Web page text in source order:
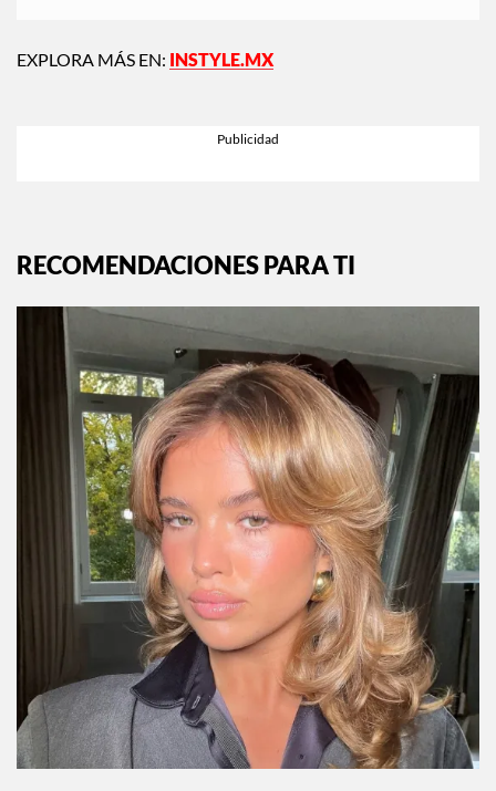
EXPLORA MÁS EN: INSTYLE.MX
RECOMENDACIONES PARA TI